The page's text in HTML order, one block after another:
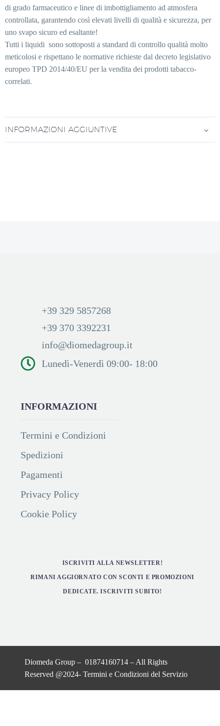
di grado farmaceutico e linee di imbottigliamento ad atmosfera
controllata, garantendo così elevati livelli di qualità e sicurezza, per
uno svapo sicuro ed esaltante!
Tutti i liquidi sono sottoposti a standard di controllo qualità molto
meticolosi e rispettano le normative richieste dal decreto legislativo
europeo TPD 2014/40/EU per la vendita dei prodotti tabacco-
correlati.
INFORMAZIONI AGGIUNTIVE
+39 329 5857268
+39 370 3392231
info@diomedagroup.it
Lunedì-Venerdì 09:00- 18:00
INFORMAZIONI
Termini e Condizioni
Spedizioni
Pagamenti
Privacy Policy
Cookie Policy
ISCRIVITI ALLA NEWSLETTER!
RIMANI AGGIORNATO CON SCONTI E PROMOZIONI
DEDICATE. ISCRIVITI SUBITO!
Diomeda Group – 01874160714 – All Rights
Reserved @2024- Termini e Condizioni del Servizio